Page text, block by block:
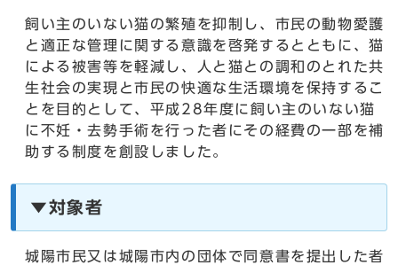
飼い主のいない猫の繁殖を抑制し、市民の動物愛護
と適正な管理に関する意識を啓発するとともに、猫
による被害等を軽減し、人と猫との調和のとれた共
生社会の実現と市民の快適な生活環境を保持するこ
とを目的として、平成28年度に飼い主のいない猫
に不妊・去勢手術を行った者にその経費の一部を補
助する制度を創設しました。
▼対象者
城陽市民又は城陽市内の団体で同意書を提出した者